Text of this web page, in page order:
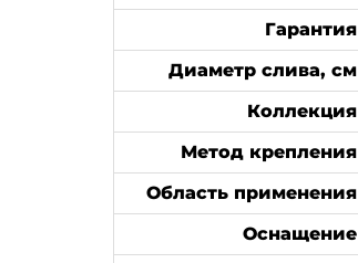
Гарантия
Диаметр слива, см
Коллекция
Метод крепления
Область применения
Оснащение